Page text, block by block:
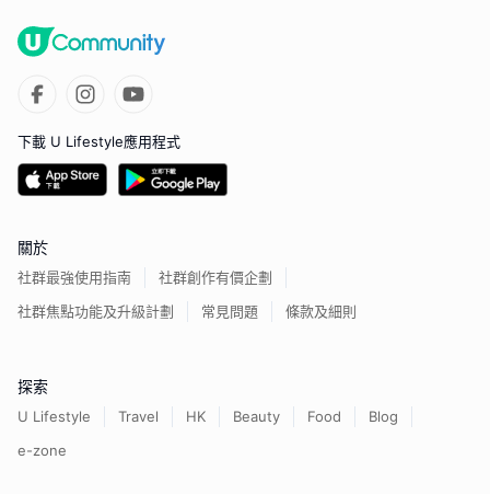
下載 U Lifestyle應用程式
關於
社群最強使用指南
社群創作有價企劃
社群焦點功能及升級計劃
常見問題 條款及細則
探索
U Lifestyle Travel HK Beauty Food
Blog
e-zone